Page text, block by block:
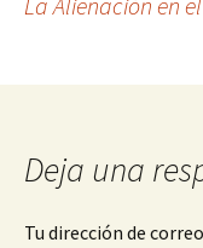
de
Deja una
Tu dirección de